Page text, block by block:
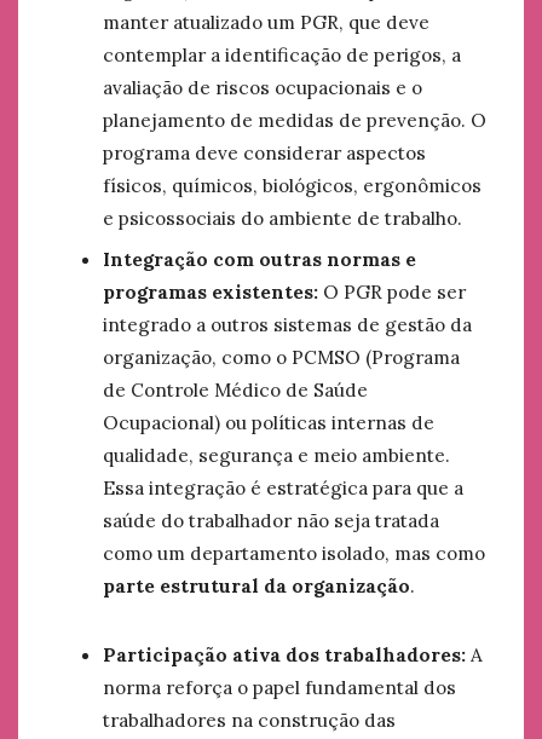
manter atualizado um PGR, que deve
contemplar a identificação de perigos, a
avaliação de riscos ocupacionais e o
planejamento de medidas de prevenção. O
programa deve considerar aspectos
físicos, químicos, biológicos, ergonômicos
e psicossociais do ambiente de trabalho.
Integração com outras normas e
programas existentes: O PGR pode ser
integrado a outros sistemas de gestão da
organização, como o PCMSO (Programa
de Controle Médico de Saúde
Ocupacional) ou políticas internas de
qualidade, segurança e meio ambiente.
Essa integração é estratégica para que a
saúde do trabalhador não seja tratada
como um departamento isolado, mas como
parte estrutural da organização.
Participação ativa dos trabalhadores:A
norma reforça o papel fundamental dos
trabalhadores na construção das